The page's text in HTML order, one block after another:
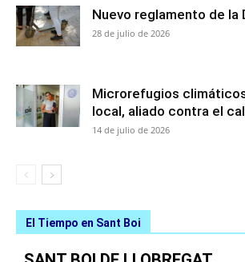
Nuevo reglamento de la
28 de julio de 2026
Microrefugios
local, aliado contra el
14 de julio de 2026
El Tiempo en Sant Boi